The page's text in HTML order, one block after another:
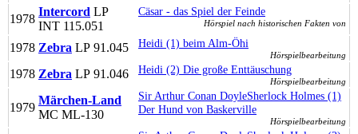
1978
Intercord LP
INT 115.051
Cäsar - das Spiel der Feinde
Hörspiel nach historischen Fakten von
1978 Zebra LP 91.045 Heidi (1) beim Alm-Öhi
Hörspielbearbeitung
1978 Zebra LP 91.046 Heidi (2) Die große Enttäuschung
Hörspielbearbeitung
1979
Märchen-Land
MC ML-130
Sir Arthur Conan DoyleSherlock Holmes (1)
Der Hund von Baskerville
Hörspielbearbeitung